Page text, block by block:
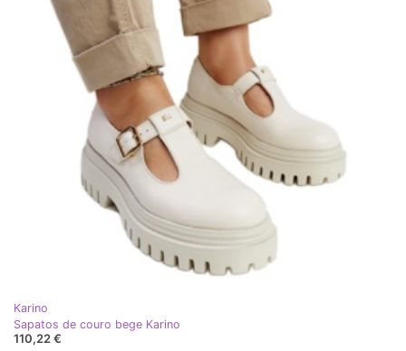
Karino
Sapatos de couro bege Karino
110,22 €